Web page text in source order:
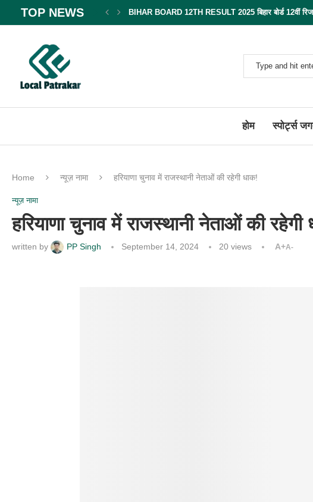
TOP NEWS BIHAR BOARD 12TH RESULT 2025 बिहार बोर्ड 12वीं
होम स्पोर्ट्स
Home न्यूज़ नामा हरियाणा चुनाव में राजस्थानी नेताओं की रहेगी धाक!
न्यूज़ नामा
हरियाणा चुनाव में राजस्थानी नेताओं की रहेगी
written by PP Singh September 14, 2024 20 views A+A-